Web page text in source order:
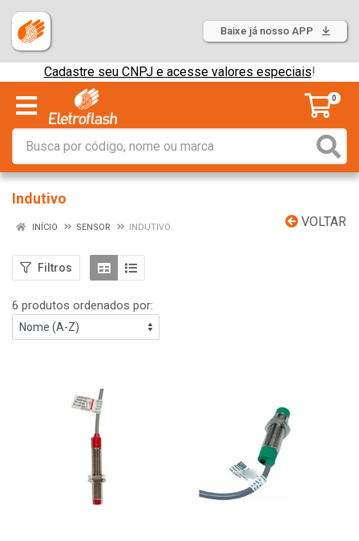
Baixe já nosso APP
Cadastre seu CNPJ e acesse valores especiais!
0
Indutivo
VOLTAR
INÍCIO SENSOR INDUTIVO
Filtros
6 produtos ordenados por: